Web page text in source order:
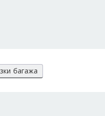
багажа